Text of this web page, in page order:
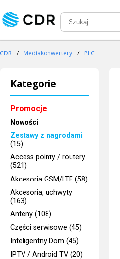
CDR / Mediakonwertery / PLC
Kategorie
Promocje
Nowości
Zestawy z nagrodami
(15)
Access pointy / routery
(521)
Akcesoria GSM/LTE (58)
Akcesoria, uchwyty
(163)
Anteny (108)
Części serwisowe (45)
Inteligentny Dom (45)
IPTV / Android TV (20)